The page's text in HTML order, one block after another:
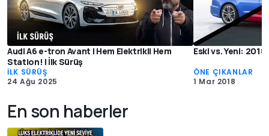
Audi A6 e-tron Avant | Hem Elektrikli Hem
Station! | İlk Sürüş
İLK SÜRÜŞ
24 Ağu 2025
Eski vs. Yeni: 2018
ÖNE ÇIKANLAR
1 Mar 2018
En son haberler